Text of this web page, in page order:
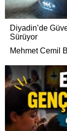
Diyadin’de
Sürüyor
Mehmet Cemil